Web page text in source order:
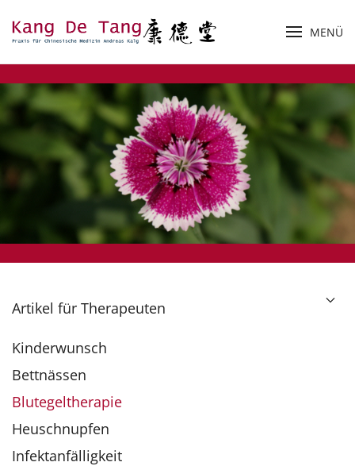
Zum Hauptinhalt springen
MENÜ
Artikel für Therapeuten
Kinderwunsch
Bettnässen
Blutegeltherapie
Heuschnupfen
Infektanfälligkeit